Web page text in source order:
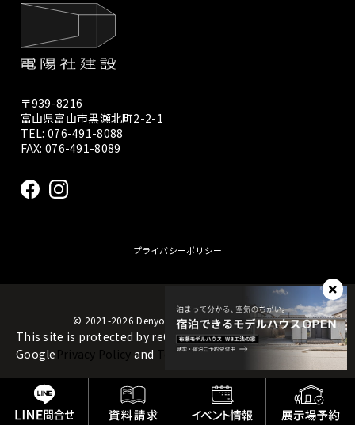
〒939-8216
富山県富山市黒瀬北町2-2-1
TEL:076-491-8088
FAX: 076-491-8089
プライバシーポリシー
© 2021-2026 Denyosya construction Co., Ltd.
This site is protected by reCAPTCHA and the
Google Privacy Policy and Terms of Service apply.